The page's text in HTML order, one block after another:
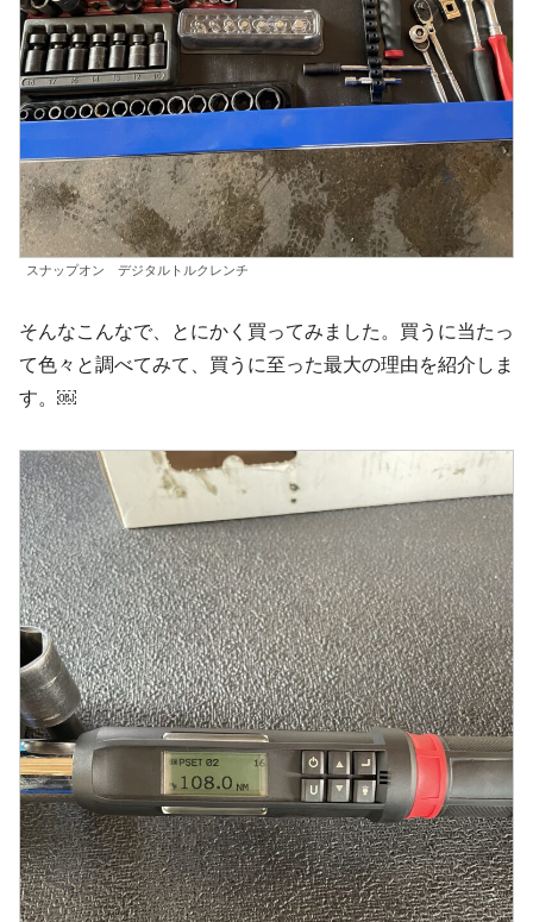
スナップオン デジタルトルクレンチ
そんなこんなで、とにかく買ってみました。買うに当たっ
て色々と調べてみて、買うに至った最大の理由を紹介しま
す。￼